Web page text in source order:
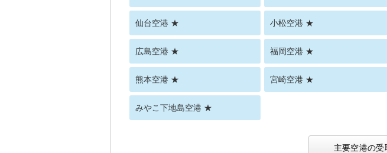
仙台空港 ★ 小松空港 ★
広島空港 ★ 福岡空港 ★
熊本空港 ★ 宮崎空港 ★
みやこ下地島空港 ★
主要空港の受